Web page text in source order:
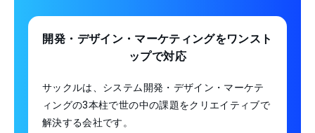
開発・デザイン・マーケティングをワンスト
ップで対応
サックルは、システム開発・デザイン・マーケテ
ィングの3本柱で世の中の課題をクリエイティブで
解決する会社です。